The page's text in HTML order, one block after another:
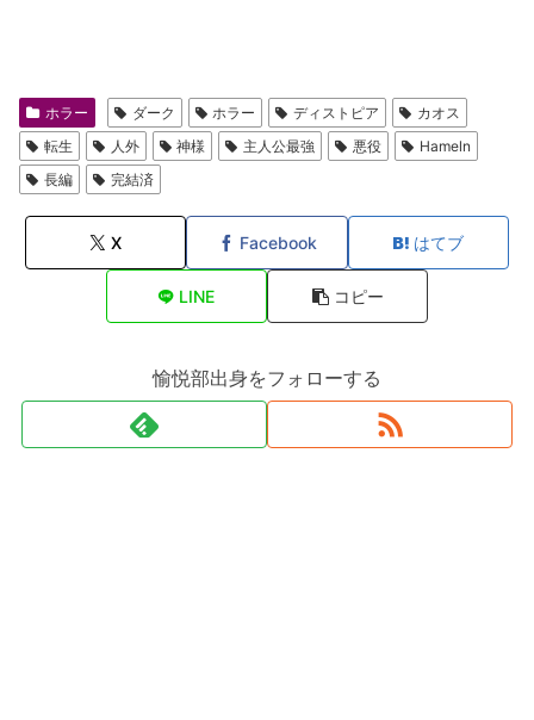
ホラー ダーク ホラー ディストピア
カオス
転生
人外 神様 主人公最強 悪役
Hameln
長編
完結済
X Facebook はてブ
LINE コピー
愉悦部出身をフォローする